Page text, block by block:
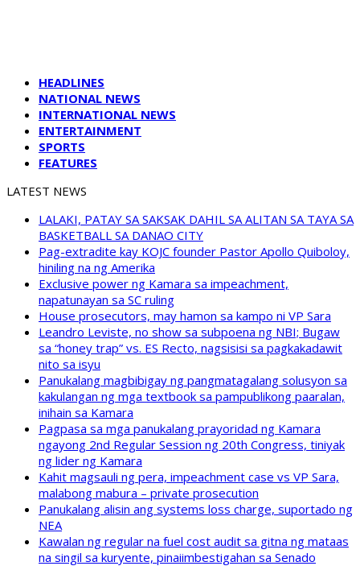
HEADLINES
NATIONAL NEWS
INTERNATIONAL NEWS
ENTERTAINMENT
SPORTS
FEATURES
LATEST NEWS
LALAKI, PATAY SA SAKSAK DAHIL SA ALITAN SA TAYA SA
BASKETBALL SA DANAO CITY
Pag-extradite kay KOJC founder Pastor Apollo Quiboloy,
hiniling na ng Amerika
Exclusive power ng Kamara sa impeachment,
napatunayan sa SC ruling
House prosecutors, may hamon sa kampo ni VP Sara
Leandro Leviste, no show sa subpoena ng NBI; Bugaw
sa “honey trap” vs. ES Recto, nagsisisi sa pagkakadawit
nito sa isyu
Panukalang magbibigay ng pangmatagalang solusyon sa
kakulangan ng mga textbook sa pampublikong paaralan,
inihain sa Kamara
Pagpasa sa mga panukalang prayoridad ng Kamara
ngayong 2nd Regular Session ng 20th Congress, tiniyak
ng lider ng Kamara
Kahit magsauli ng pera, impeachment case vs VP Sara,
malabong mabura – private prosecution
Panukalang alisin ang systems loss charge, suportado ng
NEA
Kawalan ng regular na fuel cost audit sa gitna ng mataas
na singil sa kuryente, pinaiimbestigahan sa Senado